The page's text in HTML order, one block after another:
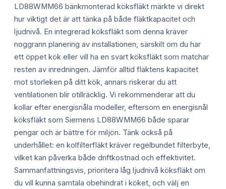
LD88WMM66 bänkmonterad köksfläkt märkte vi direkt
hur viktigt det är att tänka på både fläktkapacitet och
ljudnivå. En integrerad köksfläkt som denna kräver
noggrann planering av installationen, särskilt om du har
ett öppet kök eller vill ha en svart köksfläkt som matchar
resten av inredningen. Jämför alltid fläktens kapacitet
mot storleken på ditt kök, annars riskerar du att
ventilationen blir otillräcklig. Vi rekommenderar att du
kollar efter energisnåla modeller, eftersom en energisnål
köksfläkt som Siemens LD88WMM66 både sparar
pengar och är bättre för miljön. Tänk också på
underhållet: en kolfilterfläkt kräver regelbundet filterbyte,
vilket kan påverka både driftkostnad och effektivitet.
Sammanfattningsvis, prioritera låg ljudnivå köksfläkt om
du vill kunna samtala obehindrat i köket, och välj en